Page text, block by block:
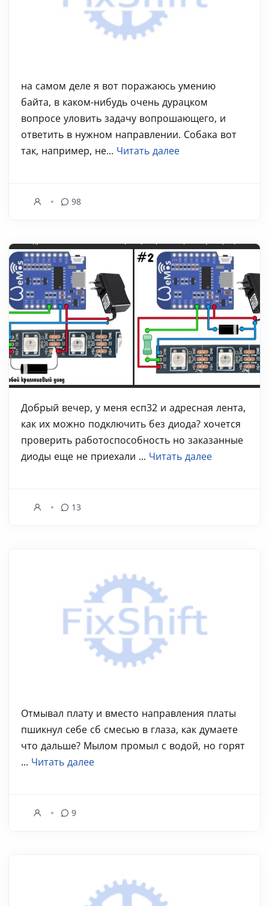
на самом деле я вот поражаюсь умению
байта, в каком-нибудь очень дурацком
вопросе уловить задачу вопрошающего, и
ответить в нужном направлении. Собака вот
так, например, не... Читать далее
98
Добрый вечер, у меня есп32 и адресная лента,
как их можно подключить без диода? хочется
проверить работоспособность но заказанные
диоды еще не приехали ... Читать далее
13
Отмывал плату и вместо направления платы
пшикнул себе сб смесью в глаза, как думаете
что дальше? Мылом промыл с водой, но горят
... Читать далее
9